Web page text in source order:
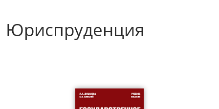
Юриспруденция